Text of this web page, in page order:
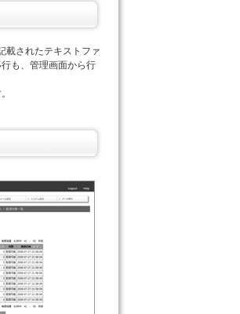
載されたテキストファ
も、管理画面から行